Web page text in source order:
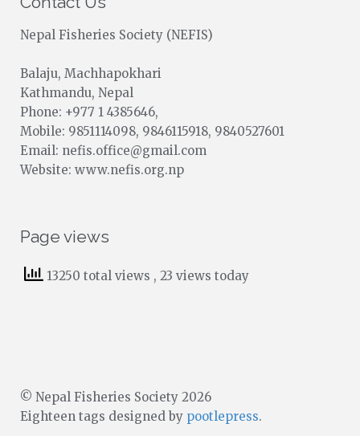
Nepal Fisheries Society (NEFIS)
Balaju, Machhapokhari
Kathmandu, Nepal
Phone: +977 1 4385646,
Mobile: 9851114098, 9846115918, 9840527601
Email: nefis.office@gmail.com
Website: www.nefis.org.np
Page views
13250 total views , 23 views today
© Nepal Fisheries Society 2026
Eighteen tags designed by pootlepress.